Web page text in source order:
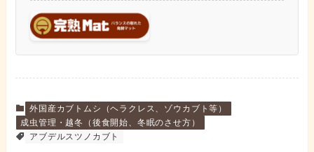
外国産カブトムシ（ヘラクレス、ゾウカブト等）
成虫管理・越冬（後食開始、冬眠のさせ方）
アブデルスツノカブト